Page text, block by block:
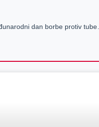
Danas